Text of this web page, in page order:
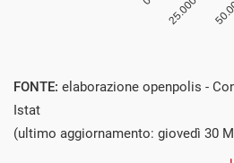
FONTE: elaborazione openpolis -
Istat
(ultimo aggiornamento: giovedì 30